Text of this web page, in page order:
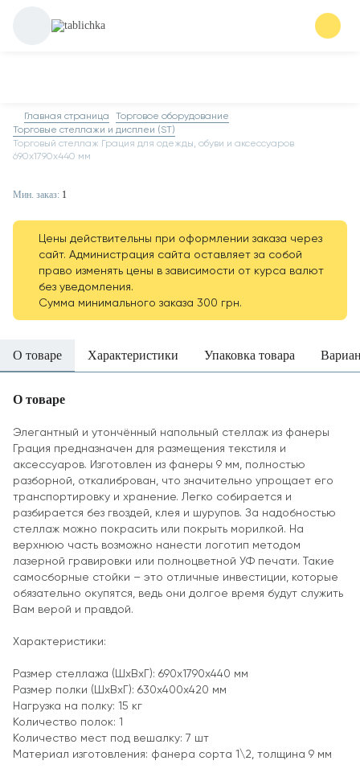
Главная страница
Торговое оборудование
Торговые стеллажи и дисплеи (ST)
Торговый стеллаж Грация для одежды, обуви и аксессуаров
690х1790х440 мм
Мин. заказ: 1
Цены действительны при оформлении заказа через
сайт. Администрация сайта оставляет за собой
право изменять цены в зависимости от курса валют
без уведомления.
Сумма минимального заказа 300 грн.
О товаре Характеристики Упаковка товара
О товаре
Элегантный и утончённый напольный стеллаж из фанеры
Грация предназначен для размещения текстиля и
аксессуаров. Изготовлен из фанеры 9 мм, полностью
разборной, откалиброван, что значительно упрощает его
транспортировку и хранение. Легко собирается и
разбирается без гвоздей, клея и шурупов. За надобностью
стеллаж можно покрасить или покрыть морилкой. На
верхнюю часть возможно нанести логотип методом
лазерной гравировки или полноцветной УФ печати. Такие
самосборные стойки – это отличные инвестиции, которые
обязательно окупятся, ведь они долгое время будут служить
Вам верой и правдой.
Характеристики:
Размер стеллажа (ШхВхГ): 690х1790х440 мм
Размер полки (ШхВхГ): 630х400х420 мм
Нагрузка на полку: 15 кг
Количество полок: 1
Количество мест под вешалку: 7 шт
Материал изготовления: фанера сорта 1\2, толщина 9 мм